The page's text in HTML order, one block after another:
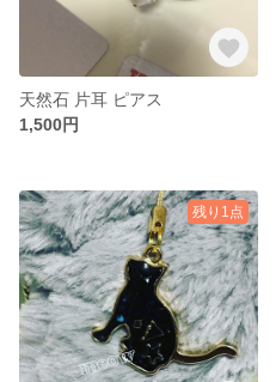
天然石 片耳 ピアス
1,500円
残り1点